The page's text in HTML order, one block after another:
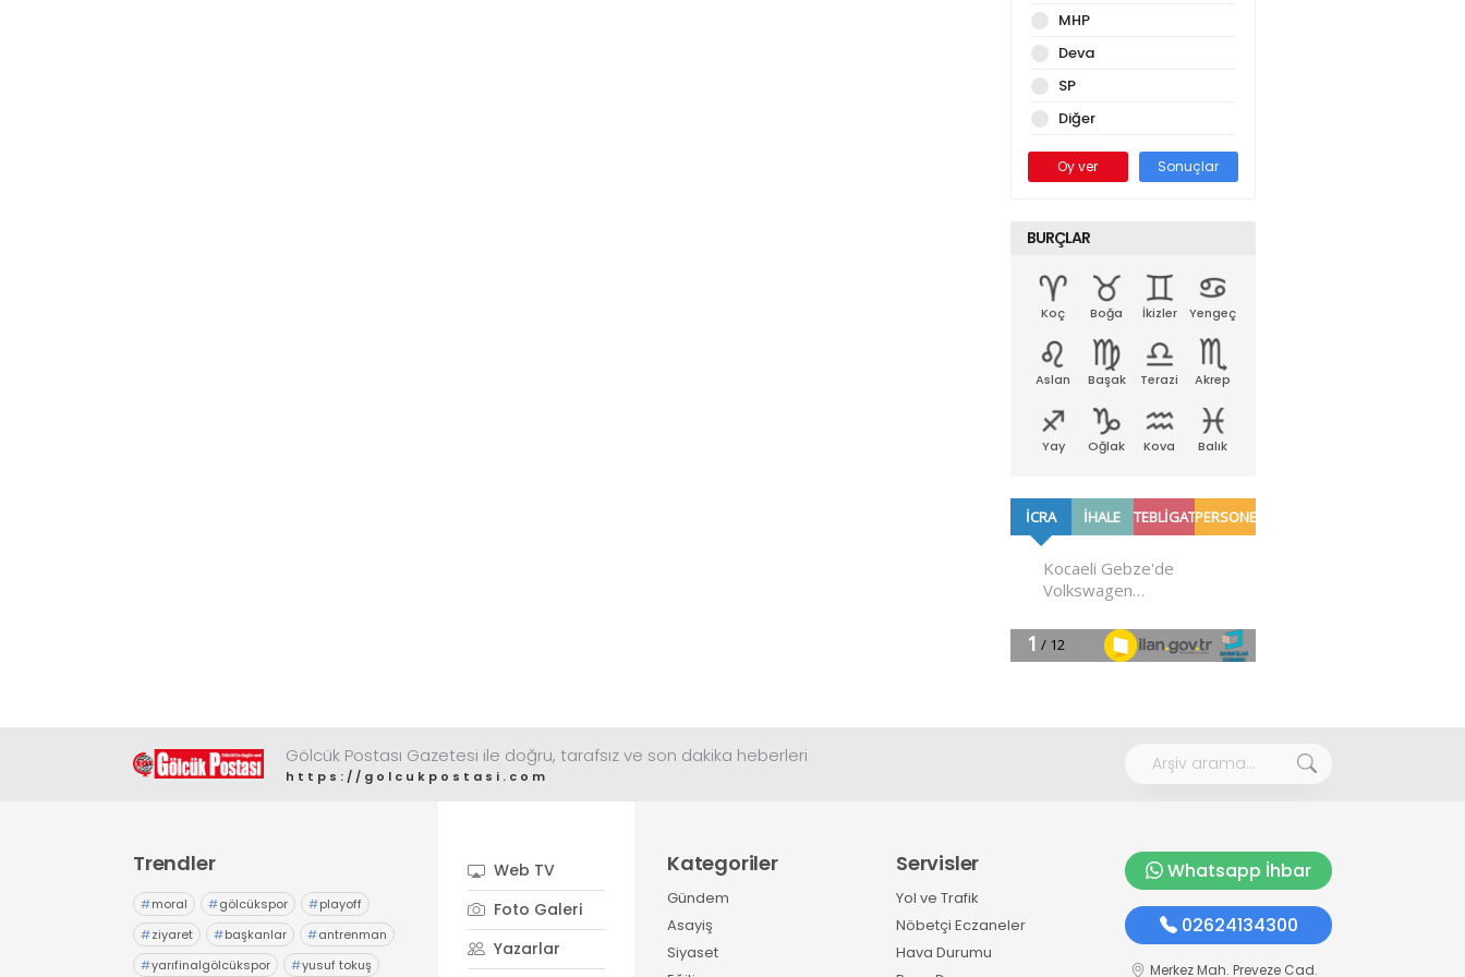
MHP
Deva
SP
Diğer
Oy ver Sonuçlar
BURÇLAR
Koç Boğa İkizler Yengeç
Aslan Başak Terazi Akrep
Yay Oğlak Kova Balık
Gölcük Postası Gazetesi ile doğru, tarafsız ve son dakika heberleri
https://golcukpostasi.com
Trendler
#moral #gölcükspor #playoff
#ziyaret #başkanlar #antrenman
#yarıfinalgölcükspor #yusuf tokuş
Web TV
Foto Galeri
Yazarlar
Kategoriler
Gündem
Asayiş
Siyaset
Servisler
Yol ve Trafik
Nöbetçi Eczaneler
Hava Durumu
Whatsapp İhbar
02624134300
Merkez Mah. Preveze Cad.